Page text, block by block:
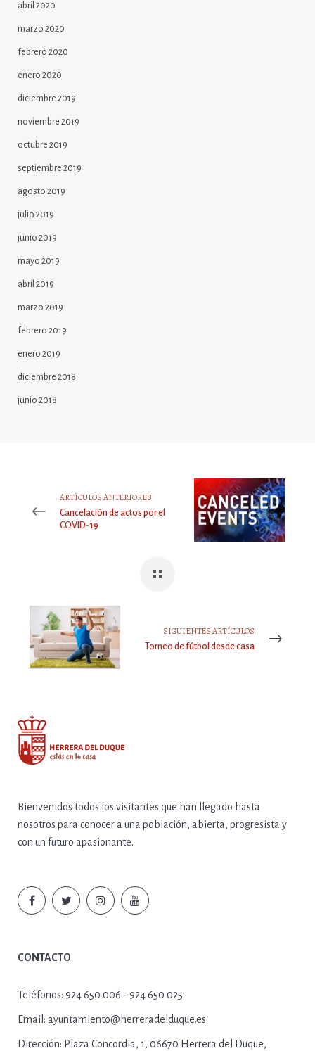
abril 2020
marzo 2020
febrero 2020
enero 2020
diciembre 2019
noviembre 2019
octubre 2019
septiembre 2019
agosto 2019
julio 2019
junio 2019
mayo 2019
abril 2019
marzo 2019
febrero 2019
enero 2019
diciembre 2018
junio 2018
ARTÍCULOS ANTERIORES
Cancelación de actos por el
COVID-19
SIGUIENTES ARTÍCULOS
Torneo de fútbol desde casa
Bienvenidos todos los visitantes que han llegado hasta
nosotros para conocer a una población, abierta, progresista y
con un futuro apasionante.
CONTACTO
Teléfonos: 924 650 006 - 924 650 025
Email: ayuntamiento@herreradelduque.es
Dirección: Plaza Concordia, 1, 06670 Herrera del Duque,